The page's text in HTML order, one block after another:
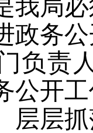
我局
政务
负责
公开
层层